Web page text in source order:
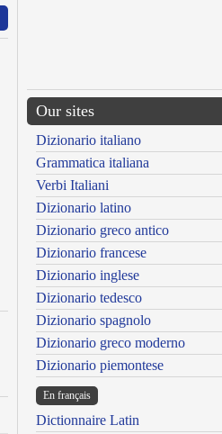
Our sites
Dizionario italiano
Grammatica italiana
Verbi Italiani
Dizionario latino
Dizionario greco antico
Dizionario francese
Dizionario inglese
Dizionario tedesco
Dizionario spagnolo
Dizionario greco moderno
Dizionario piemontese
En français
Dictionnaire Latin